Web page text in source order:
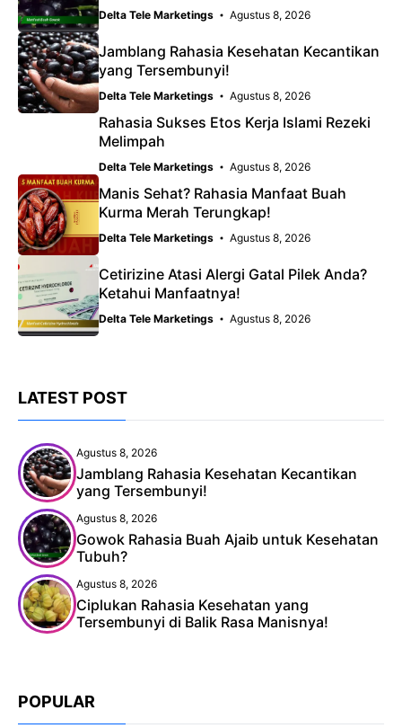
Delta Tele Marketings Agustus 8, 2026
Jamblang Rahasia Kesehatan Kecantikan
yang Tersembunyi!
Delta Tele Marketings Agustus 8, 2026
Rahasia Sukses Etos Kerja Islami Rezeki
Melimpah
Delta Tele Marketings Agustus 8, 2026
Manis Sehat? Rahasia Manfaat Buah
Kurma Merah Terungkap!
Delta Tele Marketings Agustus 8, 2026
Cetirizine Atasi Alergi Gatal Pilek Anda?
Ketahui Manfaatnya!
Delta Tele Marketings Agustus 8, 2026
LATEST POST
Agustus 8, 2026
Jamblang Rahasia Kesehatan Kecantikan
yang Tersembunyi!
Agustus 8, 2026
Gowok Rahasia Buah Ajaib untuk Kesehatan
Tubuh?
Agustus 8, 2026
Ciplukan Rahasia Kesehatan yang
Tersembunyi di Balik Rasa Manisnya!
POPULAR